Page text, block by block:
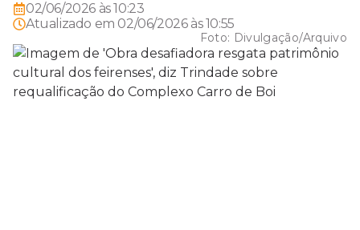
02/06/2026 às 10:23
Atualizado em 02/06/2026 às 10:55
Foto: Divulgação/Arquivo